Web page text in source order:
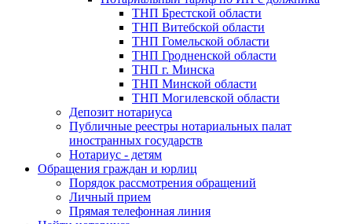
ТНП Брестской области
ТНП Витебской области
ТНП Гомельской области
ТНП Гродненской области
ТНП г. Минска
ТНП Минской области
ТНП Могилевской области
Депозит нотариуса
Публичные реестры нотариальных палат
иностранных государств
Нотариус - детям
Обращения граждан и юрлиц
Порядок рассмотрения обращений
Личный прием
Прямая телефонная линия